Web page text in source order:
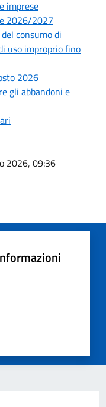
imprese
2026/2027
consumo di
uso improprio fino
2026
gli abbandoni e
2026, 09:36